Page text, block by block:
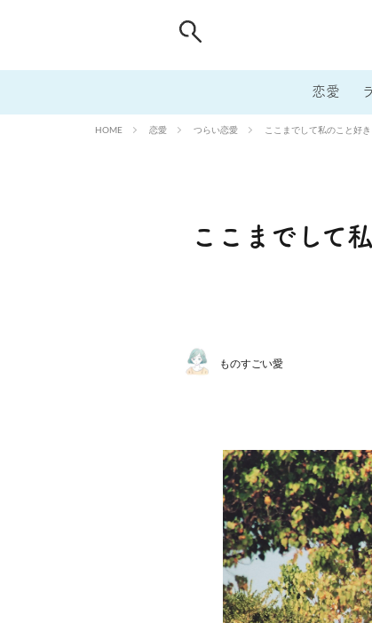
恋愛
HOME 恋愛 つらい恋愛 ここまでして私のこと好
ここまでして
ものすごい愛